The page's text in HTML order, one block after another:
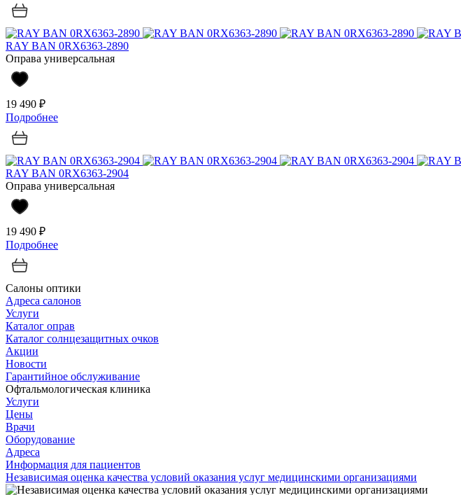
RAY BAN 0RX6363-2890
Оправа универсальная
19 490 ₽
Подробнее
RAY BAN 0RX6363-2904
Оправа универсальная
19 490 ₽
Подробнее
Салоны оптики
Адреса салонов
Услуги
Каталог оправ
Каталог солнцезащитных очков
Акции
Новости
Гарантийное обслуживание
Офтальмологическая клиника
Услуги
Цены
Врачи
Оборудование
Адреса
Информация для пациентов
Независимая оценка качества условий оказания услуг медицинскими организациями